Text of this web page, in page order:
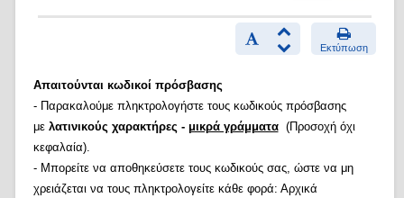
Εκτύπωση
Απαιτούνται κωδικοί πρόσβασης
- Παρακαλούμε πληκτρολογήστε τους κωδικούς πρόσβασης
με λατινικούς χαρακτήρες - μικρά γράμματα(Προσοχή όχι
κεφαλαία).
- Μπορείτε να αποθηκεύσετε τους κωδικούς σας, ώστε να μη
χρειάζεται να τους πληκτρολογείτε κάθε φορά: Αρχικά